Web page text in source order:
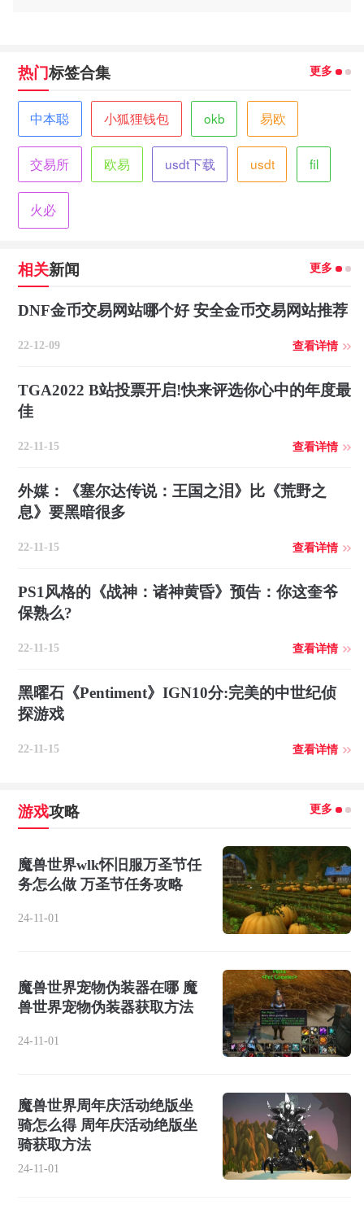
热门标签合集 更多
中本聪 小狐狸钱包 okb 易欧
交易所 欧易 usdt下载 usdt fil
火必
相关新闻 更多
DNF金币交易网站哪个好 安全金币交易网站推荐
22-12-09 查看详情
TGA2022 B站投票开启!快来评选你心中的年度最
佳
22-11-15 查看详情
外媒：《塞尔达传说：王国之泪》比《荒野之
息》要黑暗很多
22-11-15 查看详情
PS1风格的《战神：诸神黄昏》预告：你这奎爷
保熟么?
22-11-15 查看详情
黑曜石《Pentiment》IGN10分:完美的中世纪侦
探游戏
22-11-15 查看详情
游戏攻略 更多
魔兽世界wlk怀旧服万圣节任
务怎么做 万圣节任务攻略
24-11-01
魔兽世界宠物伪装器在哪 魔
兽世界宠物伪装器获取方法
24-11-01
魔兽世界周年庆活动绝版坐
骑怎么得 周年庆活动绝版坐
骑获取方法
24-11-01